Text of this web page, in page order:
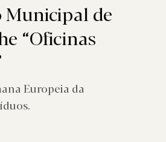
Municipal de
“Oficinas
Europeia da